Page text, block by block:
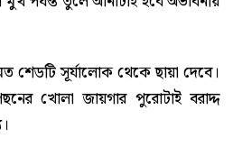
শেডটি সূর্যালোক থেকে ছায়া দেবে।
খোলা জায়গার পুরোটাই বরাদ্দ